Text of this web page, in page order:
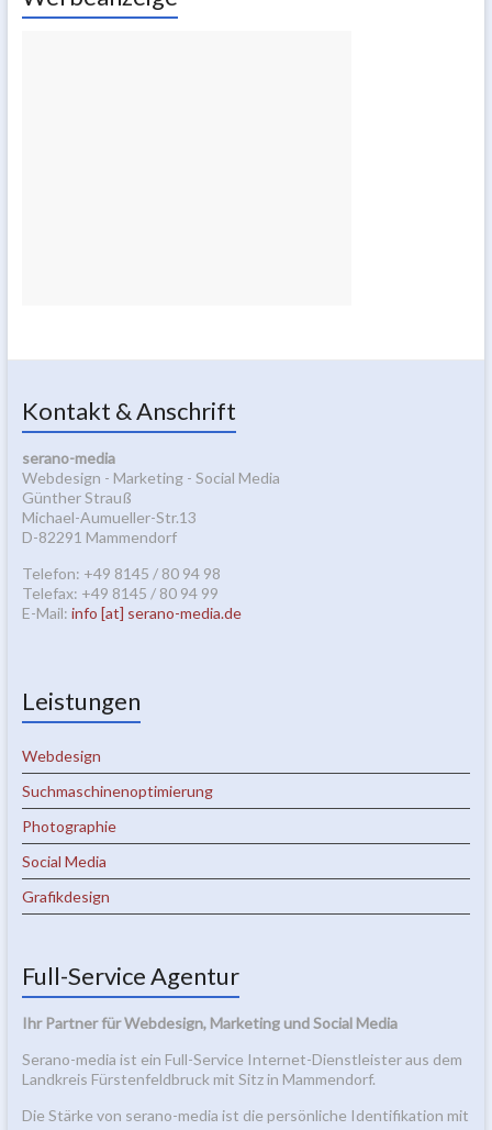
Kontakt & Anschrift
serano-media
Webdesign - Marketing - Social Media
Günther Strauß
Michael-Aumueller-Str.13
D-82291 Mammendorf
Telefon: +49 8145 / 80 94 98
Telefax: +49 8145 / 80 94 99
E-Mail: info [at] serano-media.de
Leistungen
Webdesign
Suchmaschinenoptimierung
Photographie
Social Media
Grafikdesign
Full-Service Agentur
Ihr Partner für Webdesign, Marketing und Social Media
Serano-media ist ein Full-Service Internet-Dienstleister aus dem
Landkreis Fürstenfeldbruck mit Sitz in Mammendorf.
Die Stärke von serano-media ist die persönliche Identifikation mit